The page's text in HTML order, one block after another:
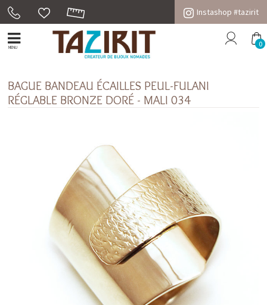
Instashop #tazirit
MENU 0
BAGUE BANDEAU ÉCAILLES PEUL-FULANI
RÉGLABLE BRONZE DORÉ - MALI 034